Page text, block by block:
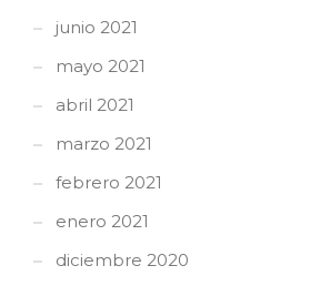
junio 2021
mayo 2021
abril 2021
marzo 2021
febrero 2021
enero 2021
diciembre 2020